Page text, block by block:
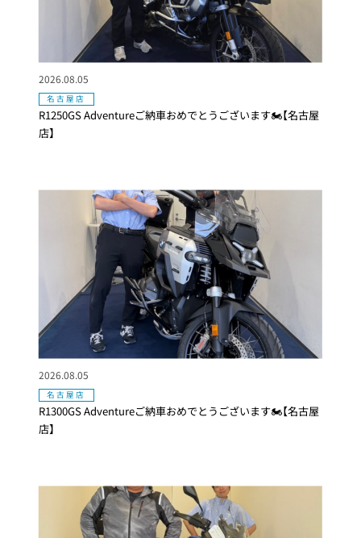
R1250GS Adventureご納車おめでとうございます🏍【名古屋
店】
2026.08.05
名古屋店
R1300GS Adventureご納車おめでとうございます🏍【名古屋
店】
2026.08.05
名古屋店